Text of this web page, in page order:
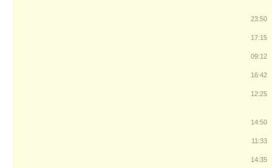
23:50
17:15
09:12
16:42
12:25
14:50
11:33
14:35